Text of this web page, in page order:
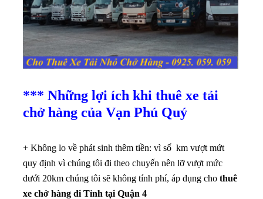
*** Những lợi ích khi thuê xe tải
chở hàng của Vạn Phú Quý
+ Không lo về phát sinh thêm tiền: vì số km vượt mứt
quy định vì chúng tôi đi theo chuyến nên lỡ vượt mức
dưới 20km chúng tôi sẽ không tính phí, áp dụng cho thuê
xe chở hàng đi Tỉnh tại Quận 4